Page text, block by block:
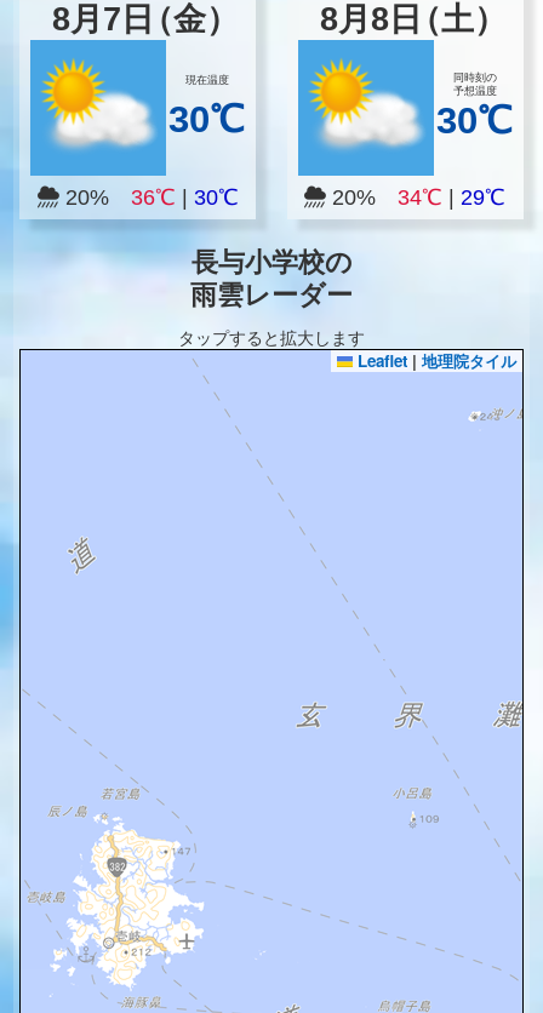
8月 7 日（金）
現在温度
30℃
20% 36℃ 30℃
8月8 日（土）
同時刻の
予想温度
30℃
20%34℃ |29℃
長与小学校の
雨雲レーダー
タップすると拡大します
Leaflet | 地理院タイル